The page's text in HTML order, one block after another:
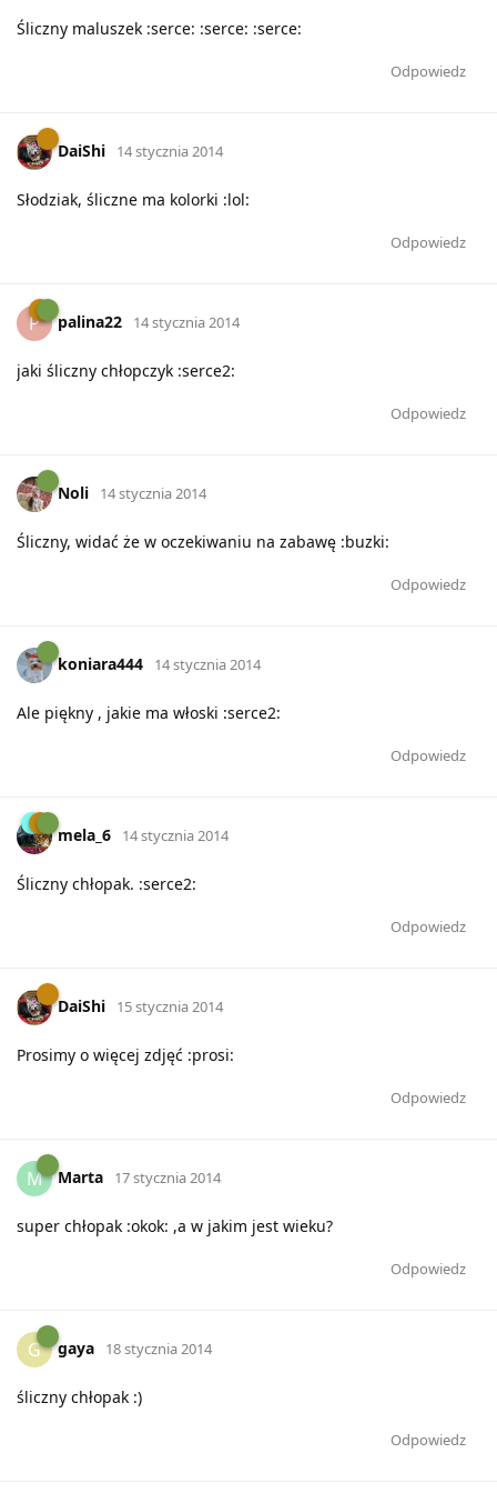
Śliczny maluszek :serce: :serce: :serce:
Odpowiedz
DaiShi 14 stycznia 2014
Słodziak, śliczne ma kolorki :lol:
Odpowiedz
P palina22 14 stycznia 2014
jaki śliczny chłopczyk :serce2:
Odpowiedz
Noli 14 stycznia 2014
Śliczny, widać że w oczekiwaniu na zabawę :buzki:
Odpowiedz
koniara444 14 stycznia 2014
Ale piękny , jakie ma włoski :serce2:
Odpowiedz
mela_6 14 stycznia 2014
Śliczny chłopak. :serce2:
Odpowiedz
DaiShi 15 stycznia 2014
Prosimy o więcej zdjęć :prosi:
Odpowiedz
M Marta 17 stycznia 2014
super chłopak :okok: ,a w jakim jest wieku?
Odpowiedz
G gaya 18 stycznia 2014
śliczny chłopak :)
Odpowiedz